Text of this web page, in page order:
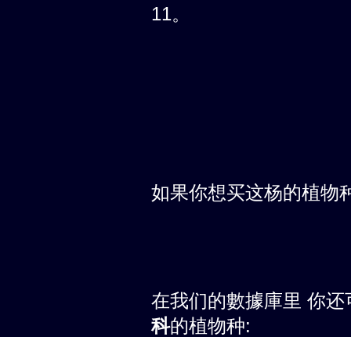
11。
如果你想买这杨的植物
在我们的數據庫里 你
科的植物种: